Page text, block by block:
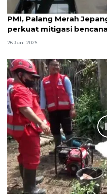
PMI, Palang Merah
perkuat mitigasi bencana
26 Juni 2026